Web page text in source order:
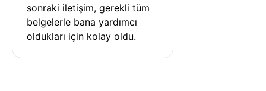
sonraki iletişim, gerekli tüm
belgelerle bana yardımcı
oldukları için kolay oldu.